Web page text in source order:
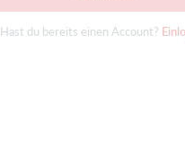
Hast du bereits einen Account?